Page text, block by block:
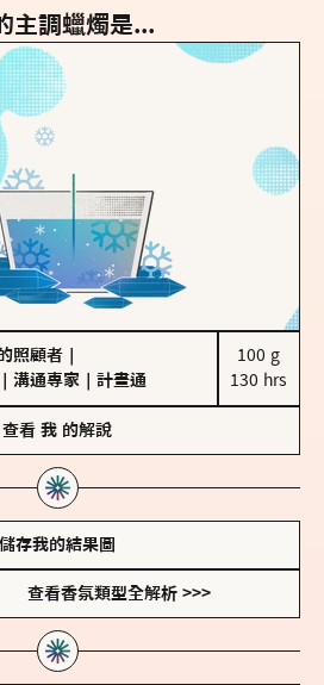
主調蠟燭是...
照顧者
溝通專家 計畫通
100 g
130 hrs
查看 我 的解說
儲存我的結果圖
查看香氛類型全解析 >>>